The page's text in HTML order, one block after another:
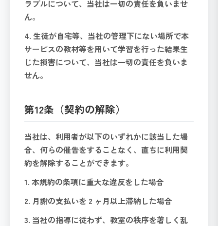
ラブルについて、当社は一切の責任を負いませ
ん。
4. 生徒が自宅等、当社の管理下にない場所で本
サービスの教材等を用いて学習を行った結果生
じた損害について、当社は一切の責任を負いま
せん。
第12条（契約の解除）
当社は、利用者が以下のいずれかに該当した場
合、何らの催告をすることなく、直ちに利用契
約を解除することができます。
1. 本規約の条項に重大な違反をした場合
2. 月謝の支払いを 2 ヶ月以上滞納した場合
3. 当社の指導に従わず、教室の秩序を著しく乱